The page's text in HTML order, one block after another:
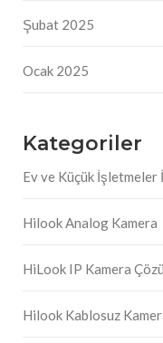
Şubat 2025
Ocak 2025
Kategoriler
Ev ve Küçük İşletmeler
Hilook Analog Kamera
HiLook IP Kamera
Hilook Kablosuz